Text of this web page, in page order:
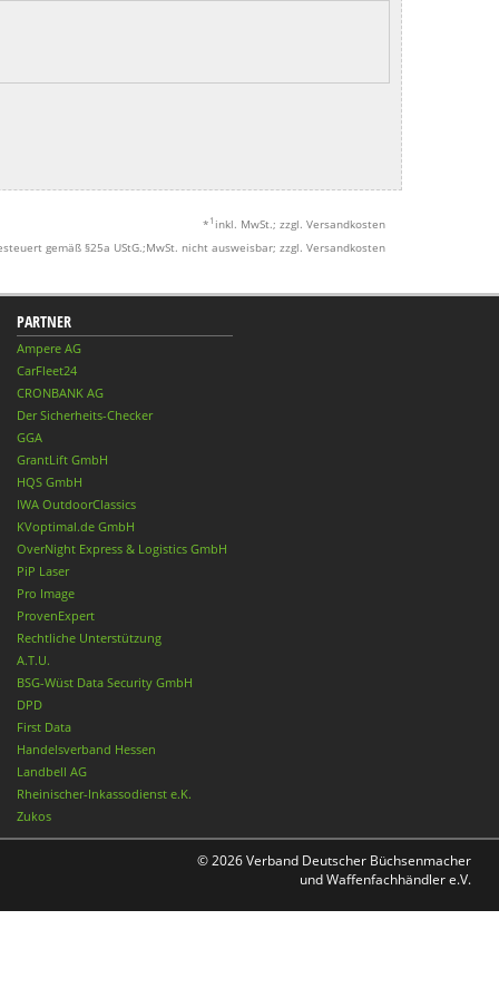
* 1 inkl. MwSt.; zzgl. Versandkosten
gemäß §25a UStG.;MwSt. nicht ausweisbar; zzgl. Versandkosten
PARTNER
Ampere AG
CarFleet24
CRONBANK AG
Der Sicherheits-Checker
GGA
GrantLift GmbH
HQS GmbH
IWA OutdoorClassics
KVoptimal.de GmbH
OverNight Express & Logistics GmbH
PiP Laser
Pro Image
ProvenExpert
Rechtliche Unterstützung
A.T.U.
BSG-Wüst Data Security GmbH
DPD
First Data
Handelsverband Hessen
Landbell AG
Rheinischer-Inkassodienst e.K.
Zukos
© 2026 Verband Deutscher Büchsenmacher
und Waffenfachhändler e.V.